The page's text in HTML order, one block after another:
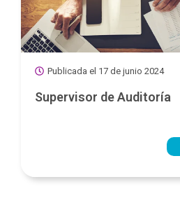
Publicada el 17 de junio 2024
Supervisor de Auditoría